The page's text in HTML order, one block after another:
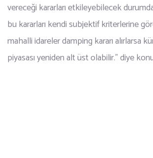
vereceği kararları etkileyebilecek
bu kararları kendi subjektif kriterlerine
mahalli idareler damping kararı alırlarsa
piyasası yeniden alt üst olabilir.” diye